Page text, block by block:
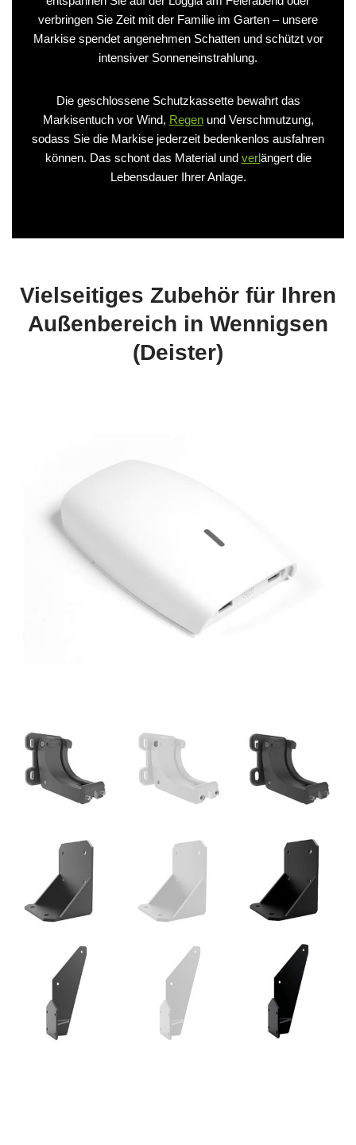
verbringen Sie Zeit mit der Familie im Garten – unsere
Markise spendet angenehmen Schatten und schützt vor
intensiver Sonneneinstrahlung.
Die geschlossene Schutzkassette bewahrt das
Markisentuch vor Wind, Regenund Verschmutzung,
sodass Sie die Markise jederzeit bedenkenlos ausfahren
können. Das schont das Material und verlängert die
Lebensdauer Ihrer Anlage.
Vielseitiges Zubehör für Ihren
Außenbereich in Wennigsen
(Deister)